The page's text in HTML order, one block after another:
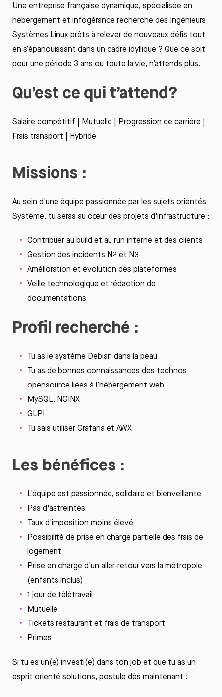
Une entreprise française dynamique, spécialisée en
hébergement et infogérance recherche des Ingénieurs
Systèmes Linuxprêts à releverde nouveauxdéfis tout
en s’épanouissant dans un cadre idyllique ? Que ce soit
pourune période 3 ans ou toute la vie, n’attends plus.
Qu’est ce qui t’attend?
Salaire compétitif | Mutuelle | Progression de carrière
Frais transport | Hybride
Missions :
Au sein d'une équipe passionnée par les sujets orientés
Système, tu seras au cœurdes projets d'infrastructure :
Contribuerau build et au run interne et des clients
Gestion des incidents N2 et N3
Amélioration et évolution des plateformes
Veille technologique et rédaction de
documentations
Profil recherché :
Tu as le système Debian dans la peau
Tu as de bonnes connaissances des technos
opensource liées à l’hébergement web
MySQL, NGINX
GLPI
Tu sais utiliserGrafana et AWX
Les bénéfices :
L'équipe est passionnée, solidaire et bienveillante
Pas d'astreintes
Tauxd'imposition moins élevé
Possibilité de prise en charge partielle des frais de
logement
Prise en charge d'un aller-retourvers la métropole
(enfants inclus)
1 jour de télétravail
Mutuelle
Tickets restaurant et frais de transport
Primes
Si tu es un(e) investi(e) dans ton job et que tu as un
esprit orienté solutions, postule dès maintenant !